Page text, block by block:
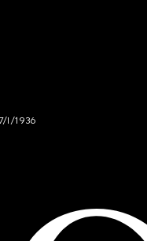
I/1936